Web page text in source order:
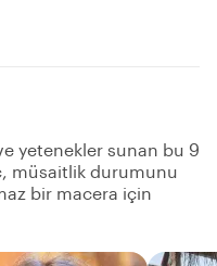
yetenekler sunan bu 9
müsaitlik durumunu
bir macera için